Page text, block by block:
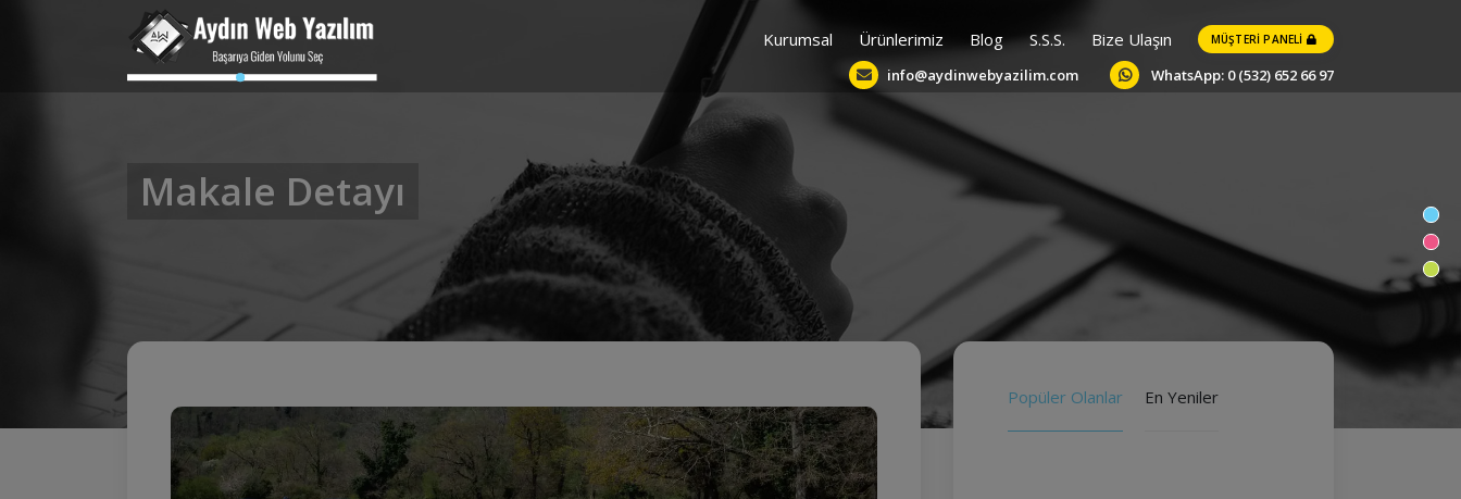
Kurumsal Ürünlerimiz Blog S.S.S. Bize Ulaşın MÜŞTERI PANELI
info@aydinwebyazilim.com WhatsApp: 0 (532) 652 66 97
Makale Detayı
Popüler Olanlar En Yeniler